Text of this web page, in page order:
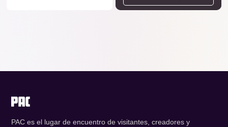
PAC es el lugar de encuentro de visitantes, creadores y